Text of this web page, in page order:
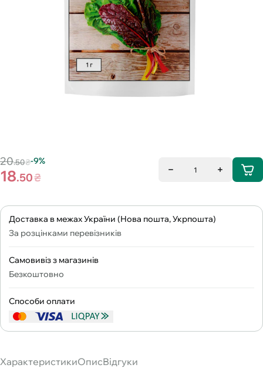
20.50₴-9%
18.50₴
1
Доставка в межах України (Нова пошта, Укрпошта)
За розцінками перевізників
Самовивіз з магазинів
Безкоштовно
Способи оплати
ХарактеристикиОписВідгуки